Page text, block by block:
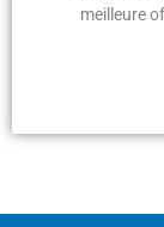
meilleure